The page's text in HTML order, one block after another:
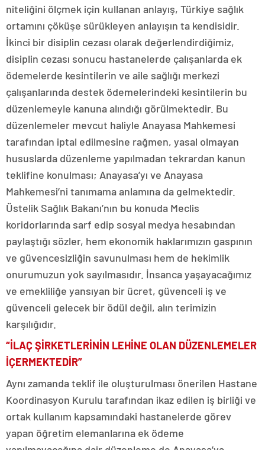
niteliğini ölçmek için kullanan anlayış, Türkiye sağlık
ortamını çöküşe sürükleyen anlayışın ta kendisidir.
İkinci bir disiplin cezası olarak değerlendirdiğimiz,
disiplin cezası sonucu hastanelerde çalışanlarda ek
ödemelerde kesintilerin ve aile sağlığı merkezi
çalışanlarında destek ödemelerindeki kesintilerin bu
düzenlemeyle kanuna alındığı görülmektedir. Bu
düzenlemeler mevcut haliyle Anayasa Mahkemesi
tarafından iptal edilmesine rağmen, yasal olmayan
hususlarda düzenleme yapılmadan tekrardan kanun
teklifine konulması; Anayasa’yı ve Anayasa
Mahkemesi’ni tanımama anlamına da gelmektedir.
Üstelik Sağlık Bakanı’nın bu konuda Meclis
koridorlarında sarf edip sosyal medya hesabından
paylaştığı sözler, hem ekonomik haklarımızın gaspının
ve güvencesizliğin savunulması hem de hekimlik
onurumuzun yok sayılmasıdır. İnsanca yaşayacağımız
ve emekliliğe yansıyan bir ücret, güvenceli iş ve
güvenceli gelecek bir ödül değil, alın terimizin
karşılığıdır.
“İLAÇ ŞİRKETLERİNİN LEHİNE OLAN DÜZENLEMELER
İÇERMEKTEDİR”
Aynı zamanda teklif ile oluşturulması önerilen Hastane
Koordinasyon Kurulu tarafından ikaz edilen iş birliği ve
ortak kullanım kapsamındaki hastanelerde görev
yapan öğretim elemanlarına ek ödeme